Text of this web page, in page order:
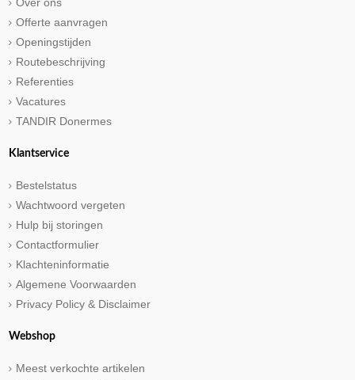
Offerte aanvragen
Openingstijden
Routebeschrijving
Referenties
Vacatures
TANDIR Donermes
Klantservice
Bestelstatus
Wachtwoord vergeten
Hulp bij storingen
Contactformulier
Klachteninformatie
Algemene Voorwaarden
Privacy Policy & Disclaimer
Webshop
Meest verkochte artikelen